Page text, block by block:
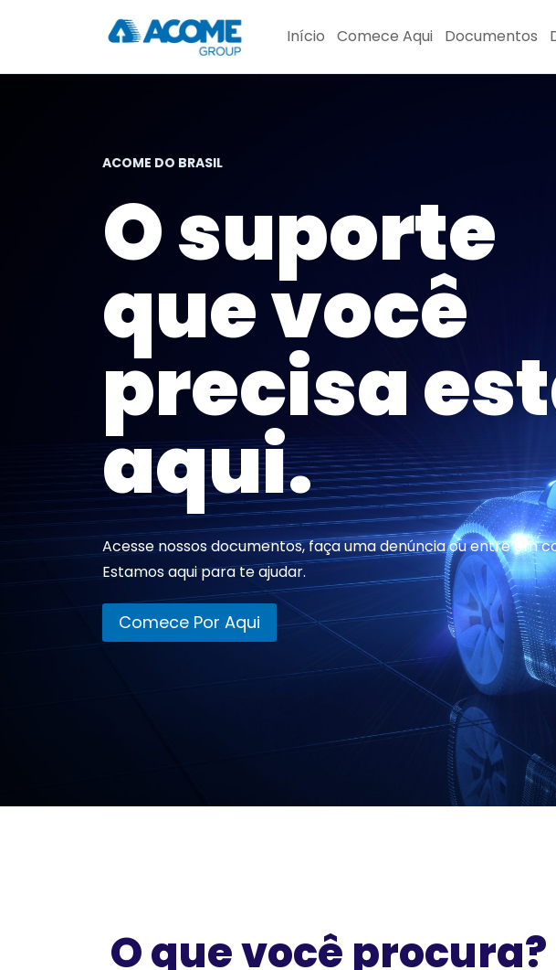
Início Comece Aqui Documentos
ACOME DO BRASIL
O suporte
que você
precisa
aqui.
Acesse nossos documentos, faça uma denúncia ou entre em
Estamos aqui para te ajudar.
Comece Por Aqui
O que você procura?